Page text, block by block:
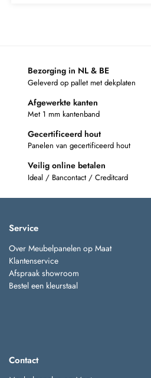
Bezorging in NL & BE
Geleverd op pallet met dekplaten
Afgewerkte kanten
Met 1 mm kantenband
Gecertificeerd hout
Panelen van gecertificeerd hout
Veilig online betalen
Ideal / Bancontact / Creditcard
Service
Over Meubelpanelen op Maat
Klantenservice
Afspraak showroom
Bestel een kleurstaal
Contact